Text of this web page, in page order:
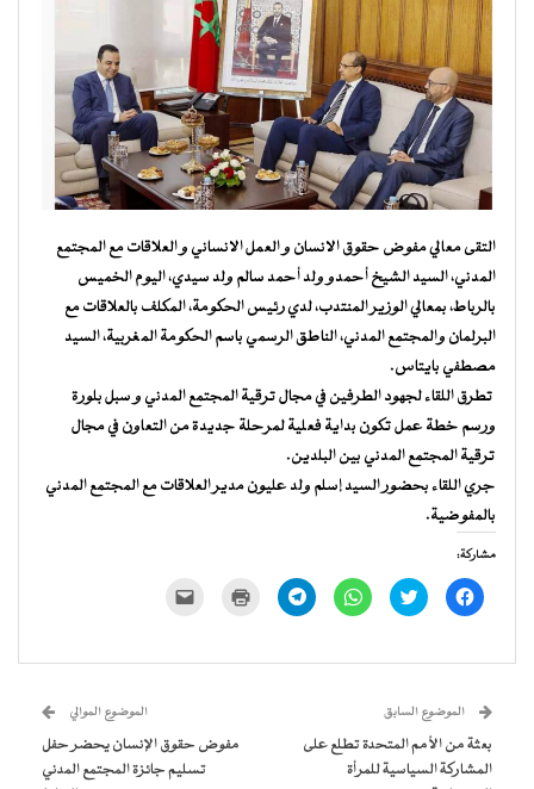
التقى معالي مفوض حقوق الانسان و العمل الانساني و العلاقات مع المجتمع
المدني، السيد الشيخ أحمدو ولد أحمد سالم ولد سيدي، اليوم الخميس
بالرباط، بمعالي الوزير المنتدب، لدي رئيس الحكومة، المكلف بالعلاقات مع
البرلمان والمجتمع المدني، الناطق الرسمي باسم الحكومة المغربية، السيد
مصطفي بايتاس.
تطرق اللقاء لجهود الطرفين في مجال ترقية المجتمع المدني و سبل بلورة
ورسم خطة عمل تكون بداية فعلية لمرحلة جديدة من التعاون في مجال
ترقية المجتمع المدني بين البلدين.
جري اللقاء بحضور السيد إسلم ولد عليون مدير العلاقات مع المجتمع المدني
بالمفوضية.
مشاركة:
انقر
للمشاركة
في
اضغط
للمشاركة
في
انقر
للمشاركة
في
انقر
للمشاركة
في
للطباعة
جديدة) الإلكتروني
نافذة
جديدة)
الموضوع السابق
بعثة من الأمم المتحدة تطلع على
المشاركة السياسية للمرأة
الموضوع الموالي
مفوض حقوق الإنسان يحضر حفل
تسليم جائزة المجتمع المدني